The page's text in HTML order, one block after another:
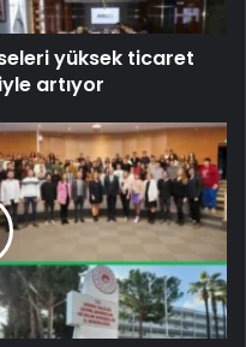
yüksek ticaret
artıyor